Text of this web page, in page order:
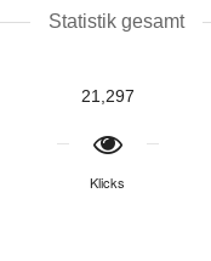
Statistik gesamt
21,297
Klicks